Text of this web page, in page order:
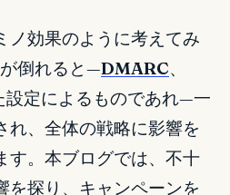
ノ効果のように考えてみ
倒れると—DMARC、
設定によるものであれ—一
れ、全体の戦略に影響を
す。本ブログでは、不十
を探り、キャンペーンを